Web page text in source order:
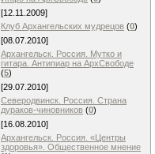
[12.11.2009]
Клуб Архангельских мудрецов (0)
[08.07.2010]
Архангельск. Россия. Мутко и
гитара. Антипиар на АрхСвободе
(5)
[29.07.2010]
Северодвинск. Россия. Страна
дураков-чиновников (0)
[16.08.2010]
Архангельск. Россия. «Центры
здоровья». Общественное мнение